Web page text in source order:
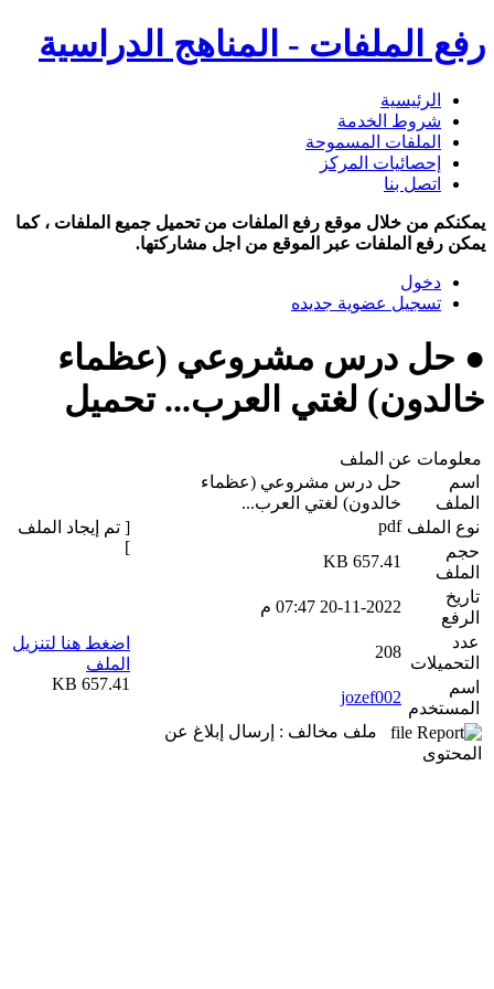
رفع الملفات - المناهج الدراسية
الرئيسية
شروط الخدمة
الملفات المسموحة
إحصائيات المركز
اتصل بنا
يمكنكم من خلال موقع رفع الملفات من تحميل جميع الملفات ، كما
يمكن رفع الملفات عبر الموقع من اجل مشاركتها.
دخول
تسجيل عضوية جديده
● حل درس مشروعي (عظماء
خالدون) لغتي العرب... تحميل
معلومات عن الملف
اسم
الملف
حل درس مشروعي (عظماء
خالدون) لغتي العرب...
نوع الملف pdf
حجم
الملف
657.41 KB
تاريخ
الرفع
20-11-2022 07:47 م
عدد
التحميلات
208
اسم
المستخدم
jozef002
ملف مخالف : إرسال إبلاغ عن
المحتوى
[ تم إيجاد الملف
]
اضغط هنا لتنزيل
الملف
657.41 KB